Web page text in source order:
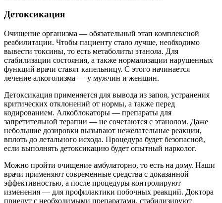
Детоксикация
Очищение организма — обязательный этап комплексной
реабилитации. Чтобы пациенту стало лучше, необходимо
вывести токсины, то есть метаболиты этанола. Для
стабилизации состояния, а также нормализации нарушенных
функций врачи ставят капельницу. С этого начинается
лечение алкоголизма — у мужчин и женщин.
Детоксикация применяется для вывода из запоя, устранения
критических отклонений от нормы, а также перед
кодированием. Алкоблокаторы — препараты для
запретительной терапии — не сочетаются с этанолом. Даже
небольшие дозировки вызывают нежелательные реакции,
вплоть до летального исхода. Процедура будет безопасной,
если выполнять детоксикацию будет опытный нарколог.
Можно пройти очищение амбулаторно, то есть на дому. Наши
врачи применяют современные средства с доказанной
эффективностью, а после процедуры контролируют
изменения — для профилактики побочных реакций. Доктора
приедут с необходимыми препаратами, стабилизируют